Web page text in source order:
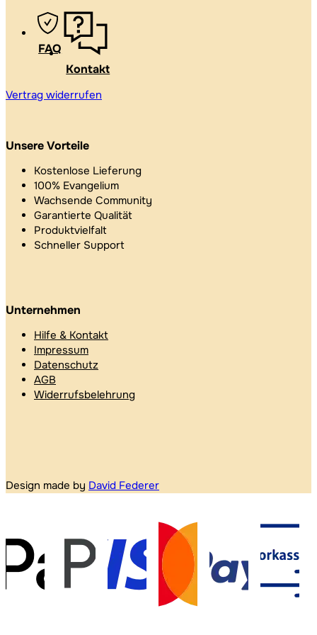
FAQ
Kontakt
Vertrag widerrufen
Unsere Vorteile
Kostenlose Lieferung
100% Evangelium
Wachsende Community
Garantierte Qualität
Produktvielfalt
Schneller Support
Unternehmen
Hilfe & Kontakt
Impressum
Datenschutz
AGB
Widerrufsbelehrung
Design made by David Federer